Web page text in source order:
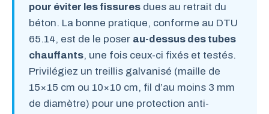
pour éviter les fissures dues au retrait du
béton. La bonne pratique, conforme au DTU
65.14, est de le poser au-dessus des tubes
chauffants, une fois ceux-ci fixés et testés.
Privilégiez un treillis galvanisé (maille de
15×15 cm ou 10×10 cm, fil d’au moins 3 mm
de diamètre) pour une protection anti-